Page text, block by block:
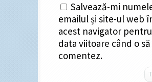
Salvează-mi
emailul și site-ul web
acest navigator pentru
data viitoare când o să
comentez.